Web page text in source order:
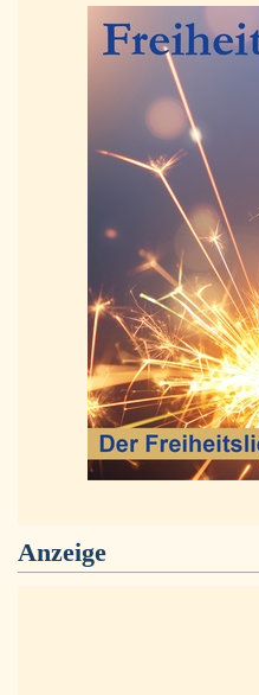
Anzeige